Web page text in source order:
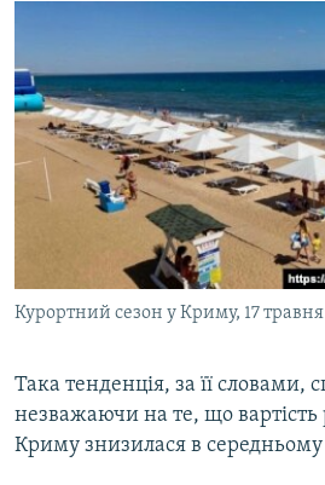
Курортний сезон у Криму, 17
Така тенденція, за її словами,
незважаючи на те, що
Криму знизилася в середньому